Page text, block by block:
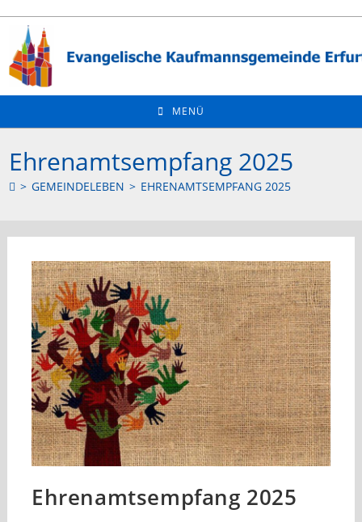
Inhalt
springen
MENÜ
Ehrenamtsempfang 2025
> GEMEINDELEBEN > EHRENAMTSEMPFANG 2025
Ehrenamtsempfang 2025